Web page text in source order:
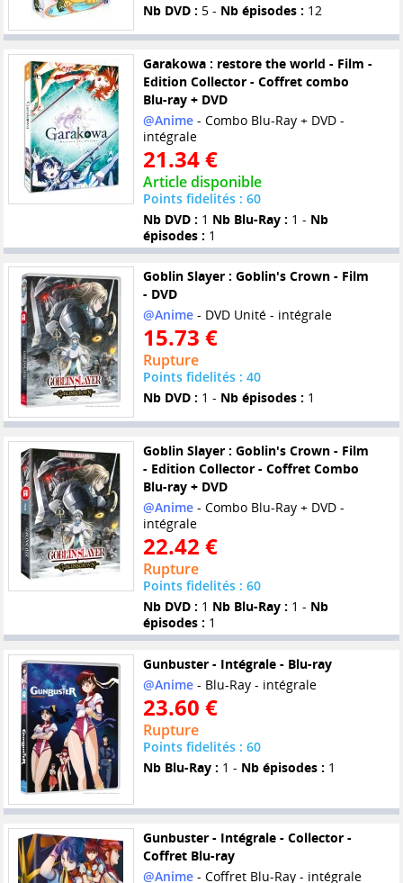
Nb DVD : 5 - Nb épisodes : 12
Garakowa : restore the world - Film -
Edition Collector - Coffret combo
Blu-ray + DVD
@Anime- Combo Blu-Ray + DVD -
intégrale
21.34 €
Article disponible
Points fidelités : 60
Nb DVD : 1 Nb Blu-Ray : 1 - Nb
épisodes : 1
Goblin Slayer : Goblin's Crown - Film
- DVD
@Anime- DVD Unité - intégrale
15.73 €
Rupture
Points fidelités : 40
Nb DVD : 1 - Nb épisodes : 1
Goblin Slayer : Goblin's Crown - Film
- Edition Collector - Coffret Combo
Blu-ray + DVD
@Anime- Combo Blu-Ray + DVD -
intégrale
22.42 €
Rupture
Points fidelités : 60
Nb DVD : 1 Nb Blu-Ray : 1 - Nb
épisodes : 1
Gunbuster - Intégrale - Blu-ray
@Anime- Blu-Ray - intégrale
23.60 €
Rupture
Points fidelités : 60
Nb Blu-Ray : 1 - Nb épisodes : 1
Gunbuster - Intégrale - Collector -
Coffret Blu-ray
@Anime- Coffret Blu-Ray - intégrale